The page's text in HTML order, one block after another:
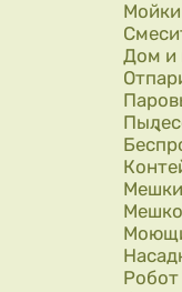
Мойки
Дом и